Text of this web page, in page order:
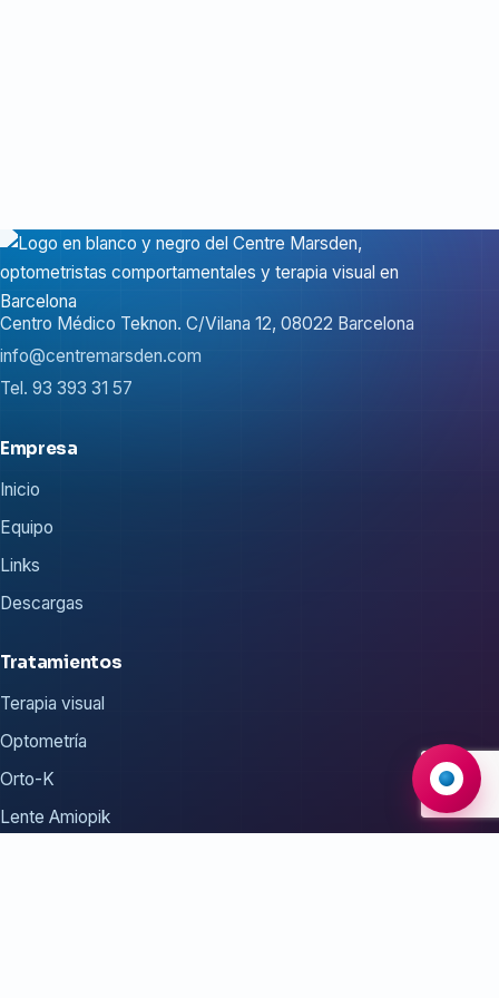
Centro Médico Teknon. C/Vilana 12, 08022 Barcelona
info@centremarsden.com
Tel. 93 393 31 57
Empresa
Inicio
Equipo
Links
Descargas
Tratamientos
Terapia visual
Optometría
Orto-K
Lente Amiopik